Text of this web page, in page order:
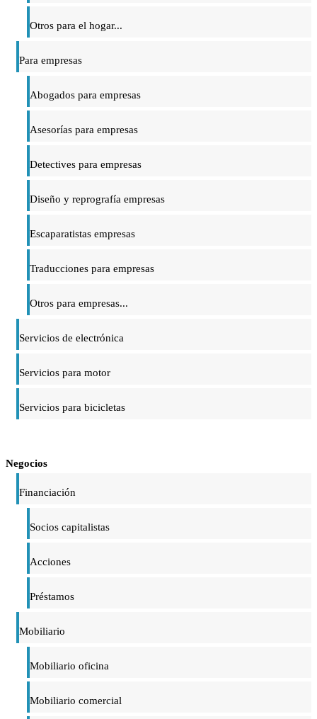
Otros para el hogar...
Para empresas
Abogados para empresas
Asesorías para empresas
Detectives para empresas
Diseño y reprografía empresas
Escaparatistas empresas
Traducciones para empresas
Otros para empresas...
Servicios de electrónica
Servicios para motor
Servicios para bicicletas
Negocios
Financiación
Socios capitalistas
Acciones
Préstamos
Mobiliario
Mobiliario oficina
Mobiliario comercial